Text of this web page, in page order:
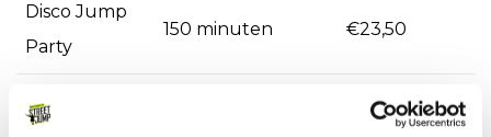
Disco Jump
Party
150 minuten €23,50